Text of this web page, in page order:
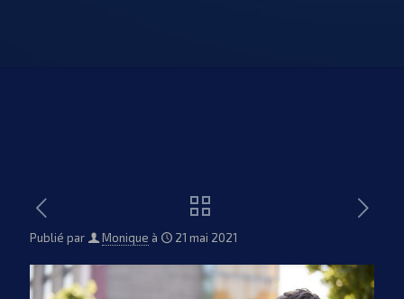
Publié par Monique à 21 mai 2021